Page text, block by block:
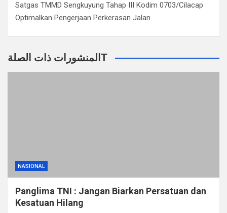
Satgas TMMD Sengkuyung Tahap III Kodim 0703/Cilacap
Optimalkan Pengerjaan Perkerasan Jalan
المنشورات ذات الصلةT
NASIONAL
Panglima TNI : Jangan Biarkan Persatuan dan
Kesatuan Hilang